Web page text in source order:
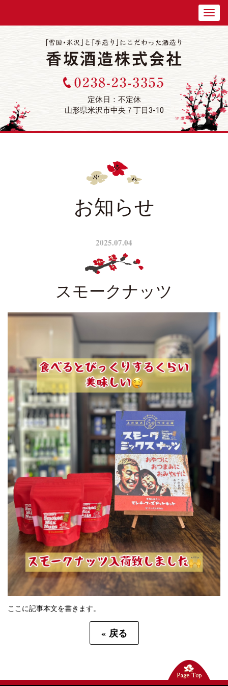
定休日：不定休
山形県米沢市中央７丁目3-10
お知らせ
2025.07.04
スモークナッツ
ここに記事本文を書きます。
« 戻る